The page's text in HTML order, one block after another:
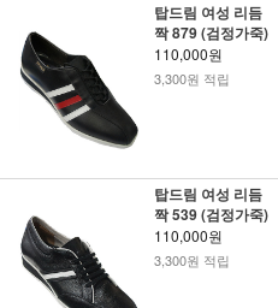
탑드림 여성 리듬
짝 879 (검정가죽)
110,000원
3,300원 적립
탑드림 여성 리듬
짝 539 (검정가죽)
110,000원
3,300원 적립